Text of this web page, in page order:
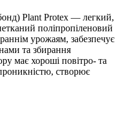
Plant Protex — легкий,
поліпропіленовий
урожаям, забезпечує
та збирання
має хороші повітро- та
створює